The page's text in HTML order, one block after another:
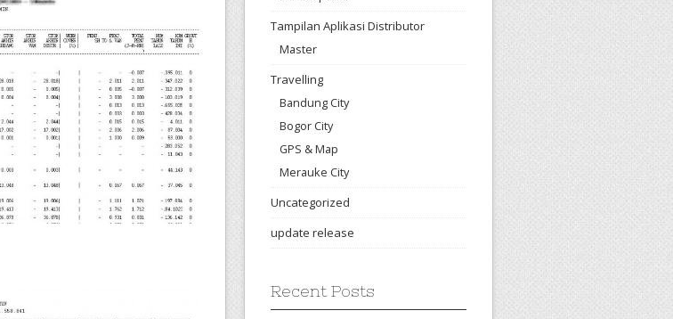
Tampilan Aplikasi Distributor
Master
Travelling
Bandung City
Bogor City
GPS & Map
Merauke City
Uncategorized
update release
Recent Posts